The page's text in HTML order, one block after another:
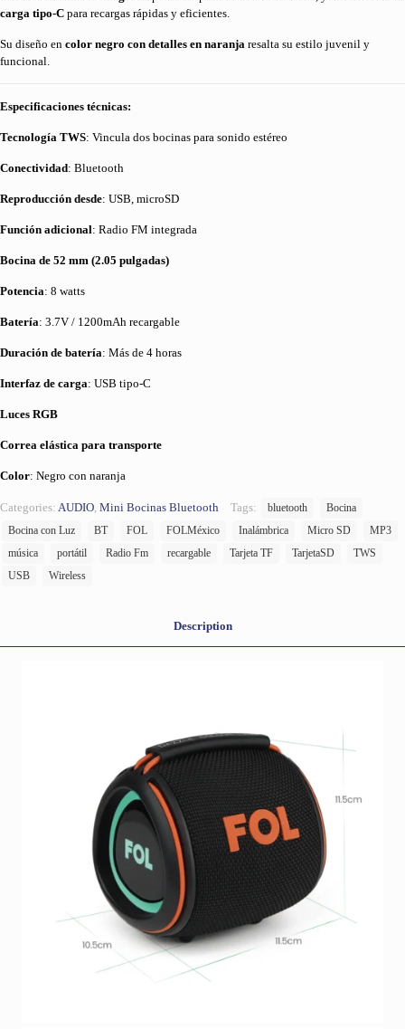
carga tipo-C para recargas rápidas y eficientes.
Su diseño en color negro con detalles en naranja resalta su estilo juvenil y
funcional.
Especificaciones técnicas:
Tecnología TWS: Vincula dos bocinas para sonido estéreo
Conectividad: Bluetooth
Reproducción desde: USB, microSD
Función adicional: Radio FM integrada
Bocina de 52 mm (2.05 pulgadas)
Potencia: 8 watts
Batería: 3.7V / 1200mAh recargable
Duración de batería: Más de 4 horas
Interfaz de carga: USB tipo-C
Luces RGB
Correa elástica para transporte
Color: Negro con naranja
Categories: AUDIO, Mini Bocinas Bluetooth Tags: bluetooth
Bocina
Bocina con Luz
BT FOL FOLMéxico Inalámbrica Micro SD
MP3
música
portátil Radio Fm recargable Tarjeta TF TarjetaSD
TWS
USB
Wireless
Description